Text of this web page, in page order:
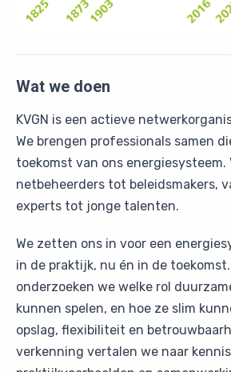
Wat we doen
KVGN is een actieve
We brengen professionals samen
toekomst van ons energiesysteem.
netbeheerders tot beleidsmakers,
experts tot jonge talenten.
We zetten ons in voor een
in de praktijk, nu én in de
onderzoeken we welke rol
kunnen spelen, en hoe ze slim
opslag, flexibiliteit en
verkenning vertalen we naar